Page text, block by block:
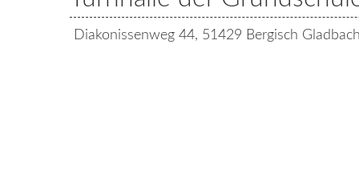
Diakonissenweg 44, 51429 Bergisch